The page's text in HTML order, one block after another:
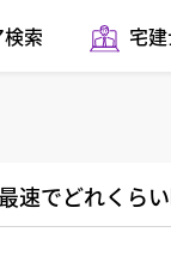
索 宅
速でどれくら